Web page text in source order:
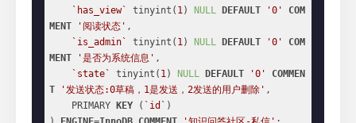
`has_view` tinyint( 1) NULL DEFAULT '0'
COM
MENT
'阅读状态' ,
`is_admin`
tinyint( 1) NULL DEFAULT '0'
COM
MENT
'是否为系统信息' ,
`state`
tinyint( 1) NULL DEFAULT '0'
COMMEN
T
'发送状态:0草稿，1是发送，2发送的用户删除' ,
    PRIMARY
KEY ( `id` )